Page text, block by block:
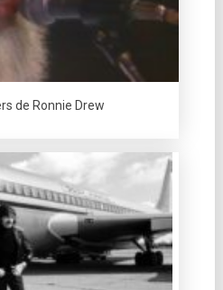
de Ronnie Drew